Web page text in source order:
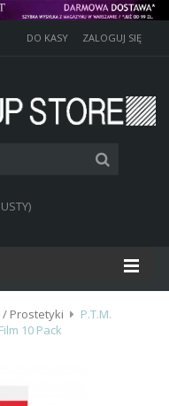
DO KASY ZALOGUJ SIĘ
/ Prostetyki
P.T.M.
10 Pack